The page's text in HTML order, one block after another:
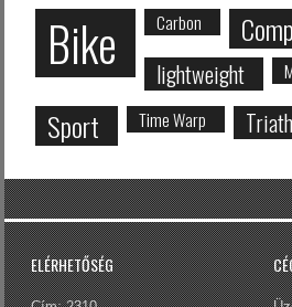
Bike Carbon
lightweight
Sport
Time Warp
ELÉRHETŐSÉG